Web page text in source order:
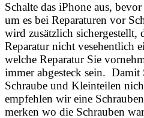
Schalte das iPhone aus,
um es bei Reparaturen vor
wird zusätzlich sichergestellt,
Reparatur nicht vesehentlich
welche Reparatur Sie
immer abgesteck sein. Damit
Schraube und Kleinteilen
empfehlen wir eine
merken wo die Schrauben